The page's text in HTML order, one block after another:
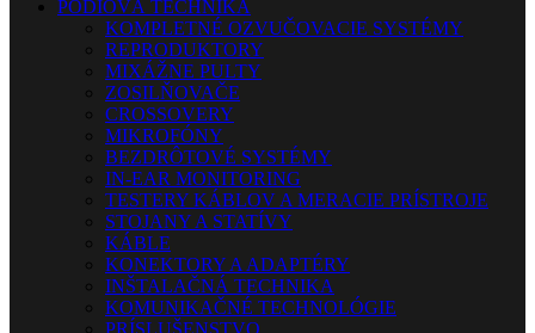
PÓDIOVÁ TECHNIKA
KOMPLETNÉ OZVUČOVACIE SYSTÉMY
REPRODUKTORY
MIXÁŽNE PULTY
ZOSILŇOVAČE
CROSSOVERY
MIKROFÓNY
BEZDRÔTOVÉ SYSTÉMY
IN-EAR MONITORING
TESTERY KÁBLOV A MERACIE PRÍSTROJE
STOJANY A STATÍVY
KÁBLE
KONEKTORY A ADAPTÉRY
INŠTALAČNÁ TECHNIKA
KOMUNIKAČNÉ TECHNOLÓGIE
PRÍSLUŠENSTVO